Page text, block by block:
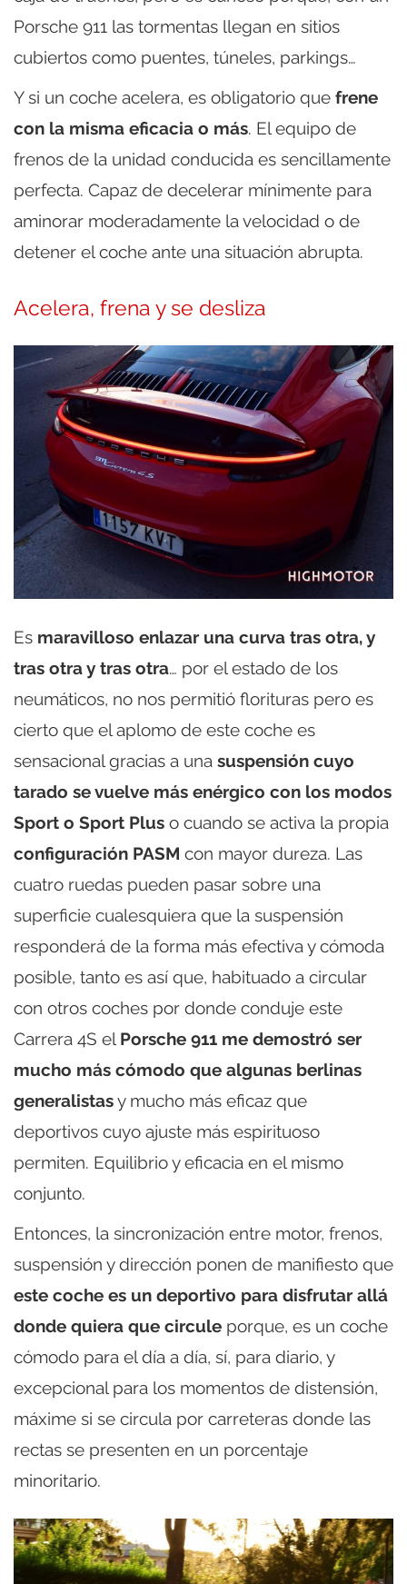
Porsche 911 las tormentas llegan en sitios
cubiertos como puentes, túneles, parkings…
Y si un coche acelera, es obligatorio que frene
con la misma eficacia o más. El equipo de
frenos de la unidad conducida es sencillamente
perfecta. Capaz de decelerar mínimente para
aminorar moderadamente la velocidad o de
detener el coche ante una situación abrupta.
Acelera, frena y se desliza
Es maravilloso enlazar una curva tras otra, y
tras otra y tras otra… por el estado de los
neumáticos, no nos permitió florituras pero es
cierto que el aplomo de este coche es
sensacional gracias a una suspensión cuyo
tarado se vuelve más enérgico con los modos
Sport o Sport Plus o cuando se activa la propia
configuración PASM con mayor dureza. Las
cuatro ruedas pueden pasar sobre una
superficie cualesquiera que la suspensión
responderá de la forma más efectiva y cómoda
posible, tanto es así que, habituado a circular
con otros coches por donde conduje este
Carrera 4S el Porsche 911 me demostró ser
mucho más cómodo que algunas berlinas
generalistasy mucho más eficaz que
deportivos cuyo ajuste más espirituoso
permiten. Equilibrio y eficacia en el mismo
conjunto.
Entonces, la sincronización entre motor, frenos,
suspensión y dirección ponen de manifiesto que
este coche es un deportivo para disfrutar allá
donde quiera que circule porque, es un coche
cómodo para el día a día, sí, para diario, y
excepcional para los momentos de distensión,
máxime si se circula por carreteras donde las
rectas se presenten en un porcentaje
minoritario.